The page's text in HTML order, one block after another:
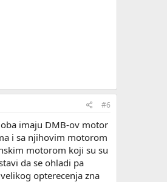
#6
imaju DMB-ov motor
i sa njihovim motorom
motorom koji su su
da se ohladi pa
opterecenja zna